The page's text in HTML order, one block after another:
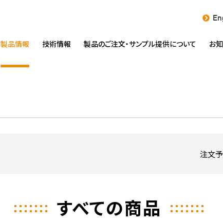
製品情報 技術情報 製品のご注文・サンプル提供について お
注文
すべての商品